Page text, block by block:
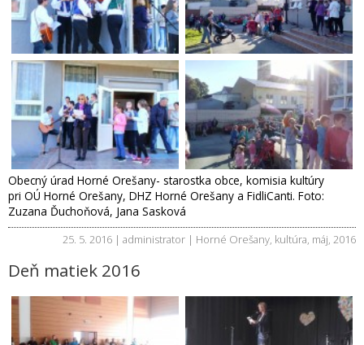
Obecný úrad Horné Orešany- starostka obce, komisia kultúry
pri OÚ Horné Orešany, DHZ Horné Orešany a FidliCanti. Foto:
Zuzana Ďuchoňová, Jana Sasková
25. 5. 2016 | administrator | Horné Orešany, kultúra, máj, 2016
Deň matiek 2016